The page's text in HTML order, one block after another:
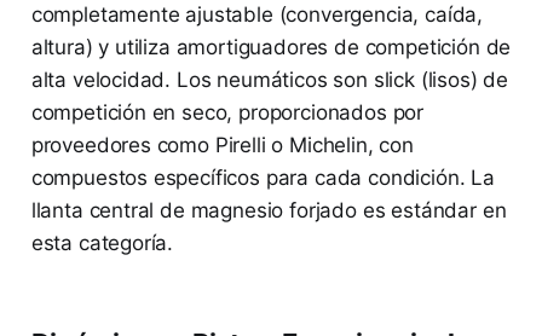
completamente ajustable (convergencia, caída,
altura) y utiliza amortiguadores de competición de
alta velocidad. Los neumáticos son slick (lisos) de
competición en seco, proporcionados por
proveedores como Pirelli o Michelin, con
compuestos específicos para cada condición. La
llanta central de magnesio forjado es estándar en
esta categoría.